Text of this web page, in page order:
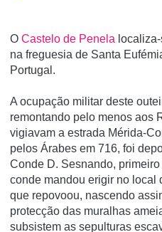
O Castelo de Penela
na freguesia de Santa
Portugal.
A ocupação militar deste
remontando pelo menos aos
vigiavam a estrada Mérida-
pelos Árabes em 716, foi
Conde D. Sesnando,
conde mandou erigir no local
que repovoou, nascendo
protecção das muralhas
subsistem as sepulturas